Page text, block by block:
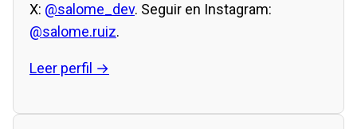
X: @salome_dev. Seguir en Instagram:
@salome.ruiz.
Leer perfil →